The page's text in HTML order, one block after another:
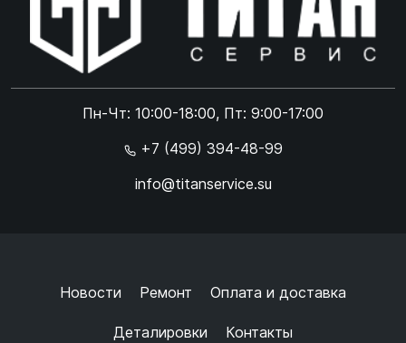
Пн-Чт: 10:00-18:00, Пт: 9:00-17:00
+7 (499) 394-48-99
info@titanservice.su
Новости Ремонт Оплата и доставка
Деталировки Контакты
Online чат
Online чат